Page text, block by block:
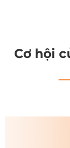
Cơ hội